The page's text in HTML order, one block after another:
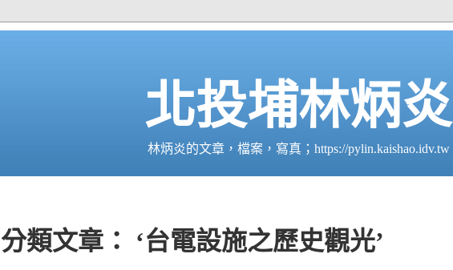
北投埔林炳炎
林炳炎的文章，檔案，寫真；https://pylin.kaishao.idv.tw
分類文章： ‘台電設施之歷史觀光’